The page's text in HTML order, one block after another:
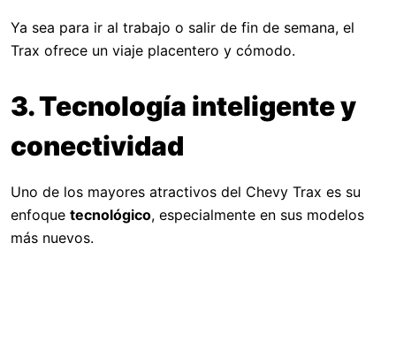
Ya sea para ir al trabajo o salir de fin de semana, el
Trax ofrece un viaje placentero y cómodo.
3. Tecnología inteligente y
conectividad
Uno de los mayores atractivos del Chevy Trax es su
enfoque tecnológico, especialmente en sus modelos
más nuevos.